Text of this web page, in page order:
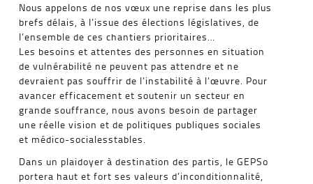
Nous appelons de nos vœux une reprise dans les plus
brefs délais, à l’issue des élections législatives, de
l’ensemble de ces chantiers prioritaires…
Les besoins et attentes des personnes en situation
de vulnérabilité ne peuvent pas attendre et ne
devraient pas souffrir de l’instabilité à l’œuvre. Pour
avancer efficacement et soutenir un secteur en
grande souffrance, nous avons besoin de partager
une réelle vision et de politiques publiques sociales
et médico-socialesstables.
Dans un plaidoyer à destination des partis, le GEPSo
portera haut et fort ses valeurs d’inconditionnalité,